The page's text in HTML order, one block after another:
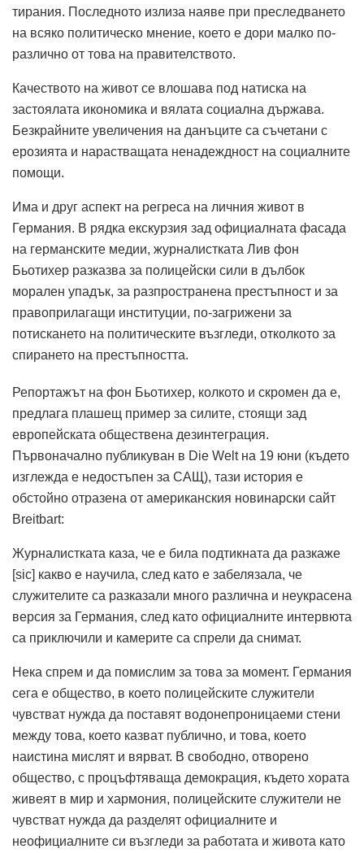
тирания. Последното излиза наяве при преследването
на всяко политическо мнение, което е дори малко по-
различно от това на правителството.
Качеството на живот се влошава под натиска на
застоялата икономика и вялата социална държава.
Безкрайните увеличения на данъците са съчетани с
ерозията и нарастващата ненадеждност на социалните
помощи.
Има и друг аспект на регреса на личния живот в
Германия. В рядка екскурзия зад официалната фасада
на германските медии, журналистката Лив фон
Бьотихер разказва за полицейски сили в дълбок
морален упадък, за разпространена престъпност и за
правоприлагащи институции, по-загрижени за
потискането на политическите възгледи, отколкото за
спирането на престъпността.
Репортажът на фон Бьотихер, колкото и скромен да е,
предлага плашещ пример за силите, стоящи зад
европейската обществена дезинтеграция.
Първоначално публикуван в Die Welt на 19 юни (където
изглежда е недостъпен за САЩ), тази история е
обстойно отразена от американския новинарски сайт
Breitbart:
Журналистката каза, че е била подтикната да разкаже
[sic] какво е научила, след като е забелязала, че
служителите са разказали много различна и неукрасена
версия за Германия, след като официалните интервюта
са приключили и камерите са спрели да снимат.
Нека спрем и да помислим за това за момент. Германия
сега е общество, в което полицейските служители
чувстват нужда да поставят водонепроницаеми стени
между това, което казват публично, и това, което
наистина мислят и вярват. В свободно, отворено
общество, с процъфтяваща демокрация, където хората
живеят в мир и хармония, полицейските служители не
чувстват нужда да разделят официалните и
неофициалните си възгледи за работата и живота като